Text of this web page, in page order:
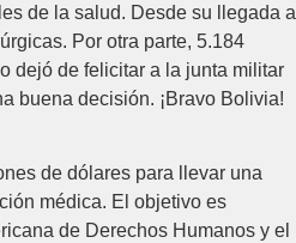
de la salud. Desde su llegada al
Por otra parte, 5.184
dejó de felicitar a la junta militar
buena decisión. ¡Bravo Bolivia!
de dólares para llevar una
médica. El objetivo es
de Derechos Humanos y el